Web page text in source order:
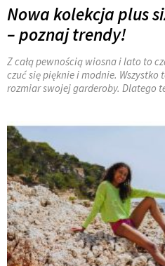
Nowa kolekcja plus
– poznaj trendy!
Z całą pewnością wiosna i lato to
czuć się pięknie i modnie. Wszystko
rozmiar swojej garderoby. Dlatego